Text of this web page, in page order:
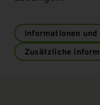
Informationen
Zusätzliche